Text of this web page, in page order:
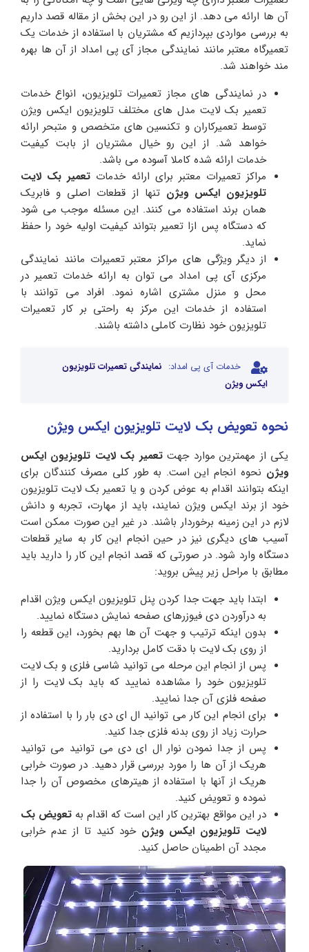
آن ها ارائه می دهد. از این رو در این بخش از مقاله قصد داریم
به بررسی مواردی بپردازیم که مشتریان با استفاده از خدمات یک
تعمیرگاه معتبر مانند نمایندگی مجاز آی پی امداد از آن ها بهره
مند خواهند شد.
در نمایندگی های مجاز تعمیرات تلویزیون، انواع خدمات
تعمیر بک لایت مدل های مختلف تلویزیون ایکس ویژن
توسط تعمیرکاران و تکنسین های متخصص و متبحر ارائه
خواهد شد. از این رو خیال مشتریان از بابت کیفیت
خدمات ارائه شده کاملا آسوده می باشد.
مراکز تعمیرات معتبر برای ارائه خدمات تعمیر بک لایت
تلویزیون ایکس ویژن تنها از قطعات اصلی و فابریک
همان برند استفاده می کنند. این مسئله موجب می شود
که دستگاه پس ازا تعمیر بتواند کیفیت اولیه خود را حفظ
نماید.
از دیگر ویژگی های مراکز معتبر تعمیرات مانند نمایندگی
مرکزی آی پی امداد می توان به ارائه خدمات تعمیر در
محل و منزل مشتری اشاره نمود. افراد می توانند با
استفاده از خدمات این مرکز به راحتی بر کار تعمیرات
تلویزیون خود نظارت کاملی داشته باشند.
خدمات آی پی امداد: نمایندگی تعمیرات تلویزیون
ایکس ویژن
نحوه تعویض بک لایت تلویزیون ایکس ویژن
یکی از مهمترین موارد جهتتعمیر بک لایت تلویزیون ایکس
ویژن نحوه انجام این است. به طور کلی مصرف کنندگان برای
اینکه بتوانند اقدام به عوض کردن و یا تعمیر بک لایت تلویزیون
خود از برند ایکس ویژن نمایند، باید از مهارت، تجربه و دانش
لازم در این زمینه برخوردار باشند. در غیر این صورت ممکن است
آسیب های دیگری نیز در حین انجام این کار به سایر قطعات
دستگاه وارد شود. در صورتی که قصد انجام این کار را دارید باید
مطابق با مراحل زیر پیش بروید:
ابتدا باید جهت جدا کردن پنل تلویزیون ایکس ویژن اقدام
به درآوردن دی فیوزرهای صفحه نمایش دستگاه نمایید.
بدون اینکه ترتیب و جهت آن ها بهم بخورد، این قطعه را
از روی بک لایت با دقت کامل بردارید.
پس از انجام این مرحله می توانید شاسی فلزی و بک لایت
تلویزیون خود را مشاهده نمایید که باید بک لایت را از
صفحه فلزی آن جدا نمایید.
برای انجام این کار می توانید ال ای دی بار را با استفاده از
حرارت زیاد از روی بدنه فلزی جدا کنید.
پس از جدا نمودن نوار ال ای دی می توانید می توانید
هریک از آن ها را مورد بررسی قرار دهید. در صورت خرابی
هریک از آنها با استفاده از هیترهای مخصوص آن را جدا
نموده و تعویض کنید.
در این مواقع بهترین کار این است که اقدام به تعویض بک
لایت تلویزیون ایکس ویژن خود کنید تا از عدم خرابی
مجدد آن اطمینان حاصل کنید.